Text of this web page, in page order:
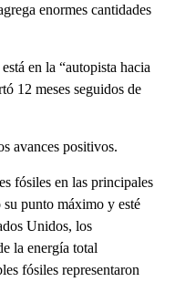
enormes cantidades
en la “autopista hacia
12 meses seguidos de
avances positivos.
fósiles en las principales
su punto máximo y esté
Unidos, los
la energía total
fósiles representaron